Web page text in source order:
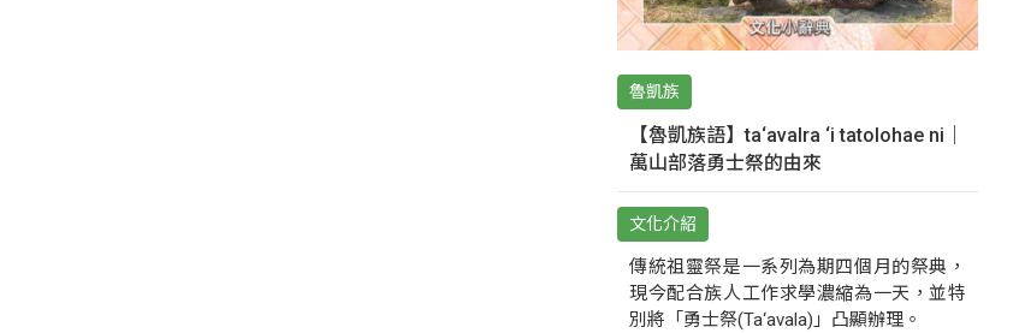
魯凱族
【魯凱族語】ta‘avalra ‘i tatolohae ni｜
萬山部落勇士祭的由來
文化介紹
傳統祖靈祭是一系列為期四個月的祭典，
現今配合族人工作求學濃縮為一天，並特
別將「勇士祭(Ta‘avala)」凸顯辦理。